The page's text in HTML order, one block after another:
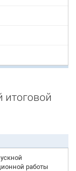
итоговой
работы